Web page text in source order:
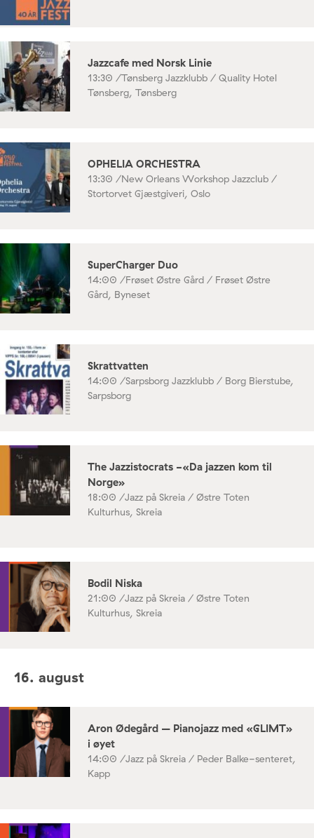
Jazzcafe med Norsk Linie
13:30 /Tønsberg Jazzklubb / Quality Hotel
Tønsberg, Tønsberg
OPHELIA ORCHESTRA
13:30 /New Orleans Workshop Jazzclub /
Stortorvet Gjæstgiveri, Oslo
SuperCharger Duo
14:00 /Frøset Østre Gård / Frøset Østre
Gård, Byneset
Skrattvatten
14:00 /Sarpsborg Jazzklubb / Borg Bierstube,
Sarpsborg
The Jazzistocrats -«Da jazzen kom til
Norge»
18:00 /Jazz på Skreia / Østre Toten
Kulturhus, Skreia
Bodil Niska
21:00 /Jazz på Skreia / Østre Toten
Kulturhus, Skreia
16. august
Aron Ødegård – Pianojazz med «GLIMT»
i øyet
14:00 /Jazz på Skreia / Peder Balke-senteret,
Kapp